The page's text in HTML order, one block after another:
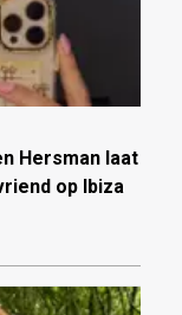
Hersman laat
op Ibiza